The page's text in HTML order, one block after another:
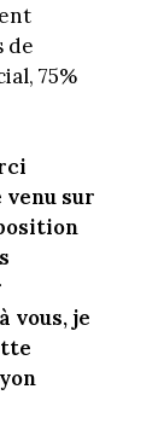
de
75%
venu sur
vous, je